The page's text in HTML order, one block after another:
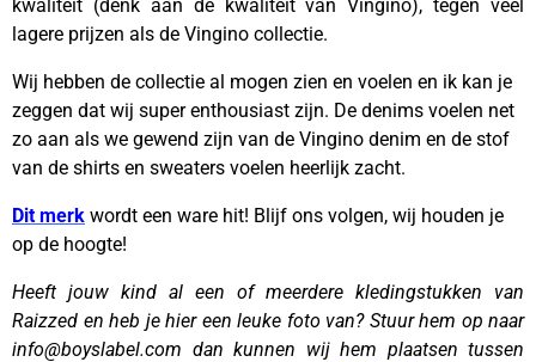
kwaliteit (denk aan de kwaliteit van Vingino), tegen veel
lagere prijzen als de Vingino collectie.
Wij hebben de collectie al mogen zien en voelen en ik kan je
zeggen dat wij super enthousiast zijn. De denims voelen net
zo aan als we gewend zijn van de Vingino denim en de stof
van de shirts en sweaters voelen heerlijk zacht.
Dit merk wordt een ware hit! Blijf ons volgen, wij houden je
op de hoogte!
Heeft jouw kind al een of meerdere kledingstukken van
Raizzed en heb je hier een leuke foto van? Stuur hem op naar
info@boyslabel.com dan kunnen wij hem plaatsen tussen